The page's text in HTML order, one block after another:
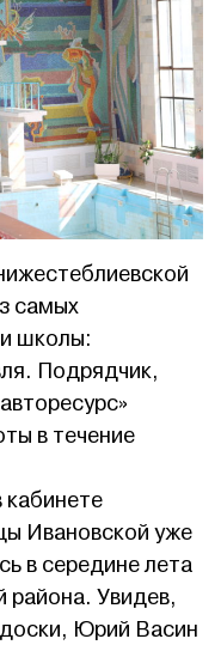
самых
школы:
Подрядчик,
в течение
Ивановской уже
в середине лета
района. Увидев,
доски, Юрий Васин